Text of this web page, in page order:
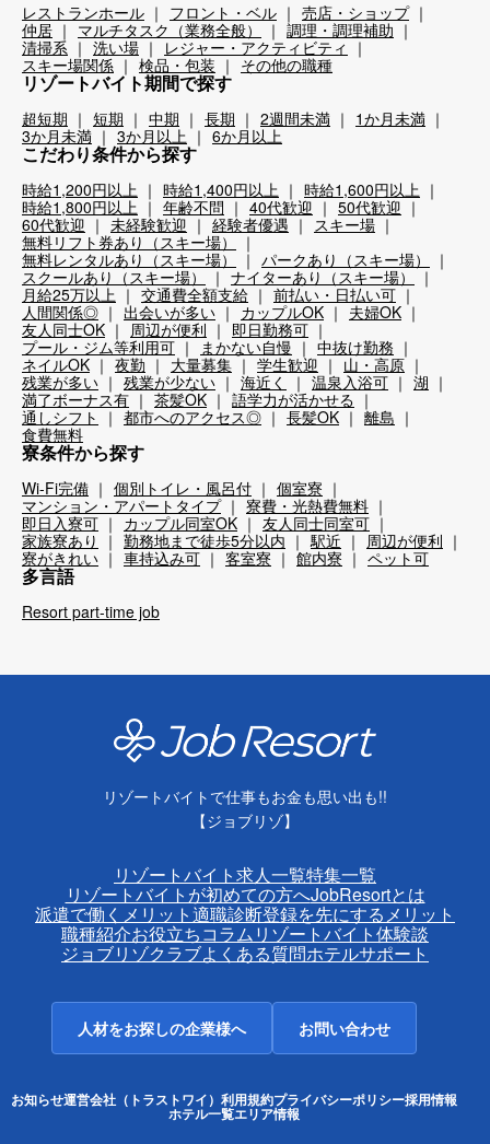
レストランホール フロント・ベル
売店・ショップ
仲居
マルチタスク（業務全般）
調理・調理補助
清掃系
洗い場
レジャー・アクティビティ
スキー場関係
検品・包装 その他の職種
リゾートバイト期間で探す
超短期 短期 中期 長期 2週間未満
1か月未満
3か月未満
3か月以上 6か月以上
こだわり条件から探す
時給1,200円以上 時給1,400円以上
時給1,600円以上
時給1,800円以上
年齢不問 40代歓迎
50代歓迎
60代歓迎
未経験歓迎 経験者優遇
スキー場
無料リフト券あり（スキー場）
無料レンタルあり（スキー場）
パークあり（スキー場）
スクールあり（スキー場）
ナイターあり（スキー場）
月給25万以上
交通費全額支給
前払い・日払い可
人間関係◎
出会いが多い カップルOK
夫婦OK
友人同士OK
周辺が便利
即日勤務可
プール・ジム等利用可
まかない自慢
中抜け勤務
ネイルOK
夜勤 大量募集 学生歓迎
山・高原
残業が多い
残業が少ない 海近く 温泉入浴可
湖
満了ボーナス有
茶髪OK
語学力が活かせる
通しシフト
都市へのアクセス◎ 長髪OK
離島
食費無料
寮条件から探す
Wi-Fi完備 個別トイレ・風呂付
個室寮
マンション・アパートタイプ
寮費・光熱費無料
即日入寮可
カップル同室OK
友人同士同室可
家族寮あり
勤務地まで徒歩5分以内 駅近
周辺が便利
寮がきれい
車持込み可 客室寮 館内寮 ペット可
多言語
Resort part-time job
リゾートバイトで仕事もお金も思い出も!!
【ジョブリゾ】
リゾートバイト求人一覧特集一覧
リゾートバイトが初めての方へJobResortとは
派遣で働くメリット適職診断登録を先にするメリット
職種紹介お役立ちコラムリゾートバイト体験談
ジョブリゾクラブよくある質問ホテルサポート
人材をお探しの企業様へ お問い合わせ
お知らせ運営会社（トラストワイ） 利用規約プライバシーポリシー採用情報
ホテル一覧エリア情報